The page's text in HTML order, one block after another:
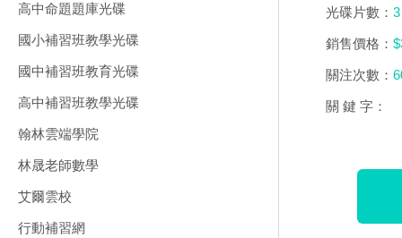
高中命題題庫光碟
國小補習班教學光碟
國中補習班教育光碟
高中補習班教學光碟
翰林雲端學院
林晟老師數學
艾爾雲校
行動補習網
光碟片數： 3
銷售價格：
關注次數：
關 鍵 字：